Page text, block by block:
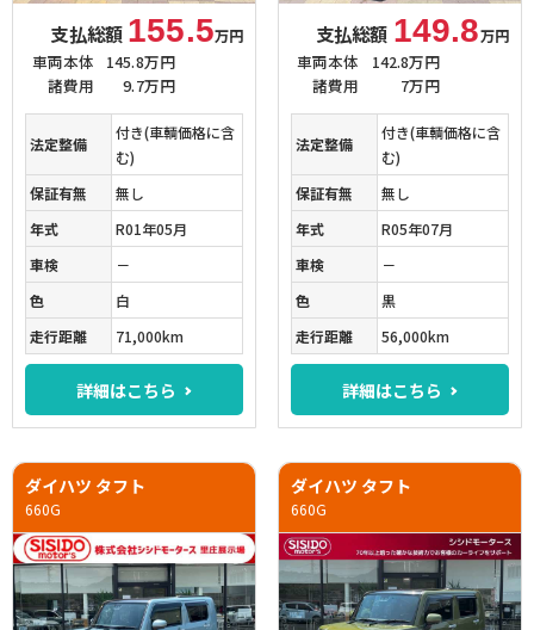
支払総額 155.5万円
車両本体
145.8万円
諸費用
9.7万円
法定整備
付き(車輌価格に含
む)
保証有無
無し
年式
R01年05月
車検
－
色
白
走行距離
71,000km
詳細はこちら
支払総額 149.8万円
車両本体
142.8万円
諸費用
7万円
法定整備
付き(車輌価格に含
む)
保証有無
無し
年式
R05年07月
車検
－
色
黒
走行距離
56,000km
詳細はこちら
ダイハツ タフト
660G
ダイハツ タフト
660G